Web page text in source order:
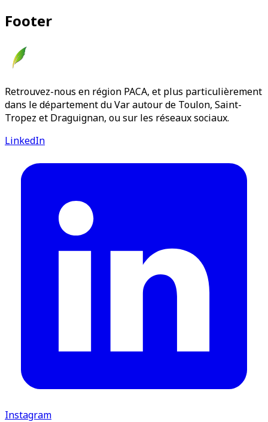
Footer
Retrouvez-nous en région PACA, et plus particulièrement
dans le département du Var autour de Toulon, Saint-
Tropez et Draguignan, ou sur les réseaux sociaux.
LinkedIn
Instagram